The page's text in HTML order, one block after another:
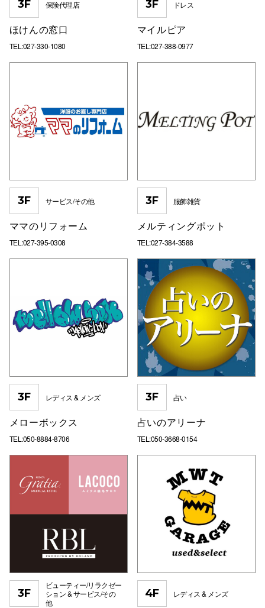
3F 保険代理店
ほけんの窓口
TEL:027-330-1080
3F ドレス
マイルピア
TEL:027-388-0977
3F サービス/その他
ママのリフォーム
TEL:027-395-0308
3F 服飾雑貨
メルティングポット
TEL:027-384-3588
3F レディス & メンズ
メローボックス
TEL:050-8884-8706
3F 占い
占いのアリーナ
TEL:050-3668-0154
3F
ビューティー/リラクゼー
ション & サービス/その
他
4F レディス & メンズ